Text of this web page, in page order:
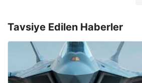
Tavsiye Edilen Haberler